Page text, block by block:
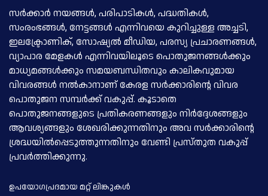
സര്‍ക്കാര്‍ നയങ്ങള്‍, പരിപാടികള്‍, പദ്ധതികള്‍,
സംരംഭങ്ങള്‍, നേട്ടങ്ങള്‍ എന്നിവയെ കുറിച്ചുള്ള അച്ചടി,
ഇലക്ട്രോണിക്, സോഷ്യല്‍ മീഡിയ, പരസ്യ പ്രചാരണങ്ങള്‍,
വ്യാപാര മേളകള്‍ എന്നിവയിലൂടെ പൊതുജനങ്ങള്‍ക്കും
മാധ്യമങ്ങള്‍ക്കും സമയബന്ധിതവും കാലികവുമായ
വിവരങ്ങള്‍ നല്‍കാനാണ് കേരള സര്‍ക്കാരിന്റെ വിവര
പൊതുജന സമ്പര്‍ക്ക് വകുപ്പ്. കൂടാതെ
പൊതുജനങ്ങളുടെ പ്രതികരണങ്ങളും നിര്‍ദ്ദേശങ്ങളും
ആവശ്യങ്ങളും ശേഖരിക്കുന്നതിനും അവ സര്‍ക്കാരിന്റെ
ശ്രദ്ധയില്‍പ്പെടുത്തുന്നതിനും വേണ്ടി പ്രസ്തുത വകുപ്പ്
പ്രവര്‍ത്തിക്കുന്നു.
ഉപയോഗപ്രദമായ മറ്റ് ലിങ്കുകള്‍